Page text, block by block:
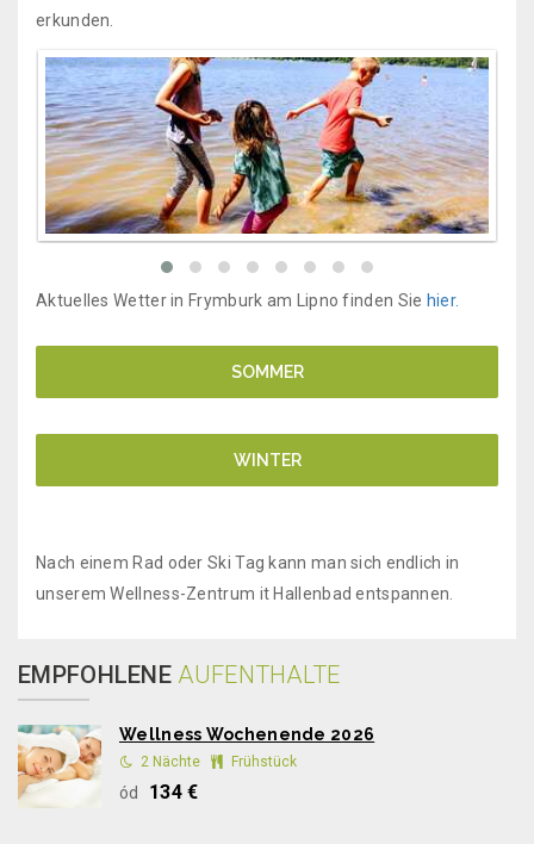
erkunden.
Aktuelles Wetter in Frymburk am Lipno finden Sie hier.
SOMMER
WINTER
Nach einem Rad oder Ski Tag kann man sich endlich in
unserem Wellness-Zentrum it Hallenbad entspannen.
EMPFOHLENE AUFENTHALTE
Wellness Wochenende 2026
2 Nächte Frühstück
ód 134 €